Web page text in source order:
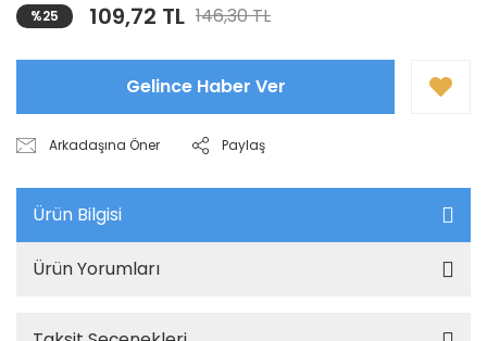
%25 109,72 TL 146,30 TL
Gelince Haber Ver
Arkadaşına Öner Paylaş
Ürün Bilgisi
Ürün Yorumları